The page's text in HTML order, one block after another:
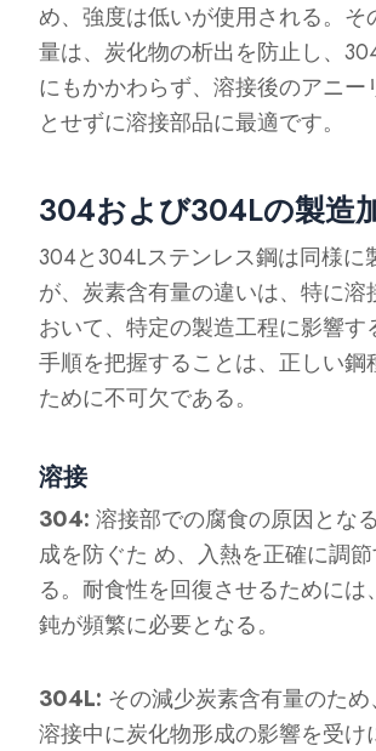
め、強度は低いが使用される。そ
量は、炭化物の析出を防止し、
にもかかわらず、溶接後のアニー
とせずに溶接部品に最適です。
304および304Lの製造
304と304Lステンレス鋼は同様に
が、炭素含有量の違いは、特に溶
おいて、特定の製造工程に影響す
手順を把握することは、正しい鋼
ために不可欠である。
溶接
304: 溶接部での腐食の原因とな
成を防ぐた め、入熱を正確に調
る。耐食性を回復させるためには
鈍が頻繁に必要となる。
304L: その減少炭素含有量のため
溶接中に炭化物形成の影響を受け